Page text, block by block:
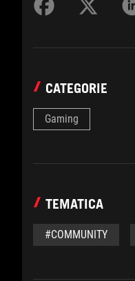
CATEGORIE
Gaming
TEMATICA
#COMMUNITY